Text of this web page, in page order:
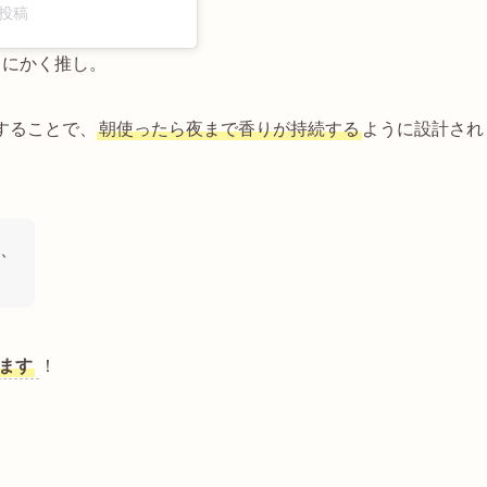
稿
かく推し。
ることで、 朝使ったら夜まで香りが持続する ように設計され
す ！